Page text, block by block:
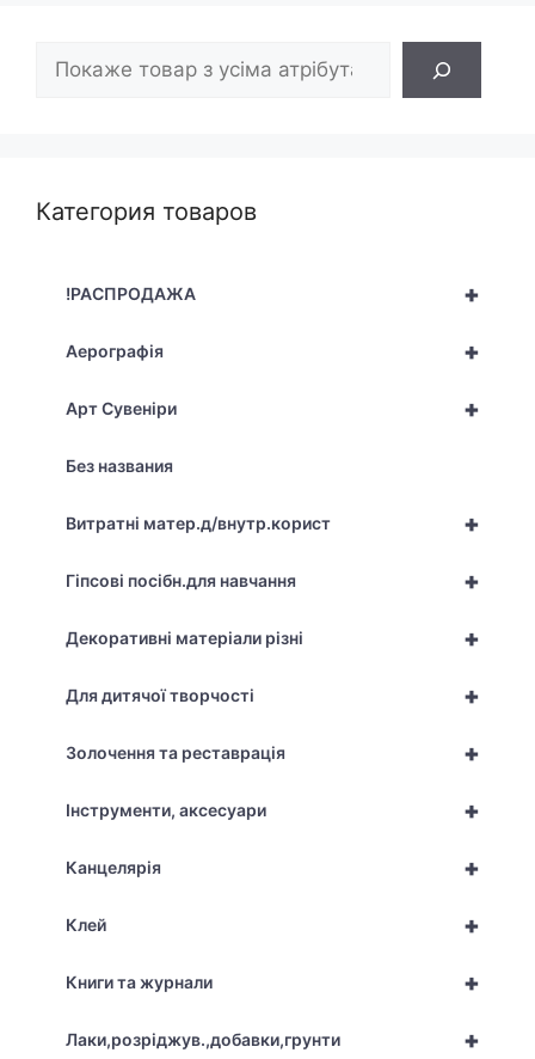
Пошук
Категория товаров
+
!РАСПРОДАЖА
+
Аерографія
+
Арт Сувеніри
Без названия
+
Витратні матер.д/внутр.корист
+
Гіпсові посібн.для навчання
+
Декоративні матеріали різні
+
Для дитячої творчості
+
Золочення та реставрація
+
Інструменти, аксесуари
+
Канцелярія
+
Клей
+
Книги та журнали
+
Лаки,розріджув.,добавки,грунти